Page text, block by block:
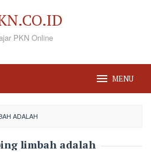
PKN Online
MENU
ADALAH
limbah adalah